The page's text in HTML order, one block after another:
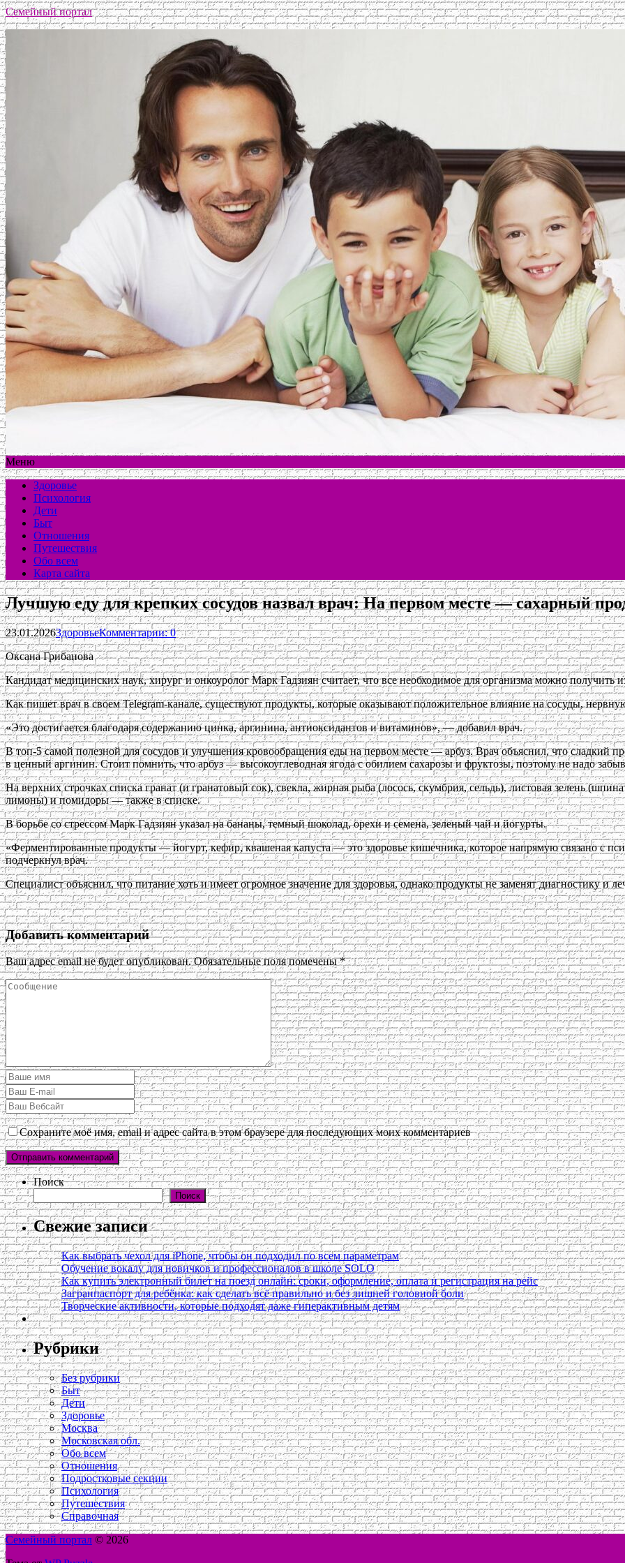
Семейный портал
Меню
Здоровье
Психология
Дети
Быт
Отношения
Путешествия
Обо всем
Карта сайта
Лучшую еду для крепких сосудов назвал врач: На первом месте — сахарный
23.01.2026ЗдоровьеКомментарии: 0
Оксана Грибанова
Кандидат медицинских наук, хирург и онкоуролог Марк Гадзиян считает, что все необходимое для организма можно получить
Как пишет врач в своем Telegram-канале, существуют продукты, которые оказывают положительное влияние на сосуды,
«Это достигается благодаря содержанию цинка, аргинина, антиоксидантов и витаминов», — добавил врач.
В топ-5 самой полезной для сосудов и улучшения кровообращения еды на первом месте — арбуз. Врач объяснил, что сладкий
в ценный аргинин. Стоит помнить, что арбуз — высокоуглеводная ягода с обилием сахарозы и фруктозы, поэтому не надо
На верхних строчках списка гранат (и гранатовый сок), свекла, жирная рыба (лосось, скумбрия, сельдь), листовая зелень
лимоны) и помидоры — также в списке.
В борьбе со стрессом Марк Гадзиян указал на бананы, темный шоколад, орехи и семена, зеленый чай и йогурты.
«Ферментированные продукты — йогурт, кефир, квашеная капуста — это здоровье кишечника, которое напрямую связано с
подчеркнул врач.
Специалист объяснил, что питание хоть и имеет огромное значение для здоровья, однако продукты не заменят диагностику и
Добавить комментарий
Ваш адрес email не будет опубликован. Обязательные поля помечены*
Сохраните моё имя, email и адрес сайта в этом браузере для последующих моих комментариев
Поиск
Поиск
Свежие записи
Как выбрать чехол для iPhone, чтобы он подходил по всем параметрам
Обучение вокалу для новичков и профессионалов в школе SOLO
Как купить электронный билет на поезд онлайн: сроки, оформление, оплата и регистрация на рейс
Загранпаспорт для ребёнка: как сделать всё правильно и без лишней головной боли
Творческие активности, которые подходят даже гиперактивным детям
Рубрики
Без рубрики
Быт
Дети
Здоровье
Москва
Московская обл.
Обо всем
Отношения
Подростковые секции
Психология
Путешествия
Справочная
Семейный портал © 2026